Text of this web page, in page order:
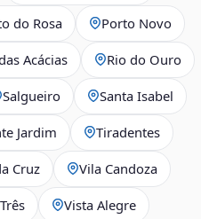
do Rosa Porto Novo
Acácias Rio do Ouro
Salgueiro Santa Isabel
Jardim Tiradentes
Cruz Vila Candoza
Vista Alegre